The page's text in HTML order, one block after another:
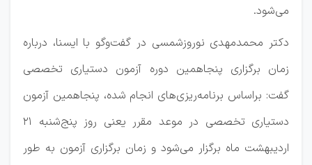
می‌شود.
دکتر محمدمهدی نوروزشمسی در گفت‌وگو با ایسنا، درباره
زمان برگزاری پنجاهمین دوره آزمون دستیاری تخصصی
گفت: براساس برنامه‌ریزی‌های انجام شده، پنجاهمین آزمون
دستیاری تخصصی در موعد مقرر یعنی روز پنج‌شنبه ۲۱
اردیبهشت ماه برگزار می‌شود و زمان برگزاری آزمون به طور